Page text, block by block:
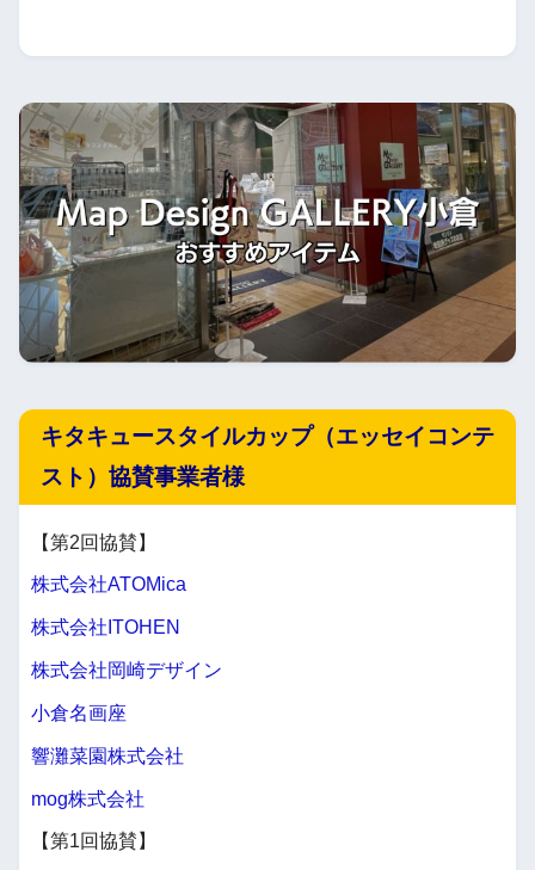
キタキュースタイルカップ（エッセイコンテ
スト）協賛事業者様
【第2回協賛】
株式会社ATOMica
株式会社ITOHEN
株式会社岡崎デザイン
小倉名画座
響灘菜園株式会社
mog株式会社
【第1回協賛】